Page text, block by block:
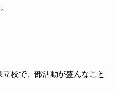
校で、部活動が盛んなこと